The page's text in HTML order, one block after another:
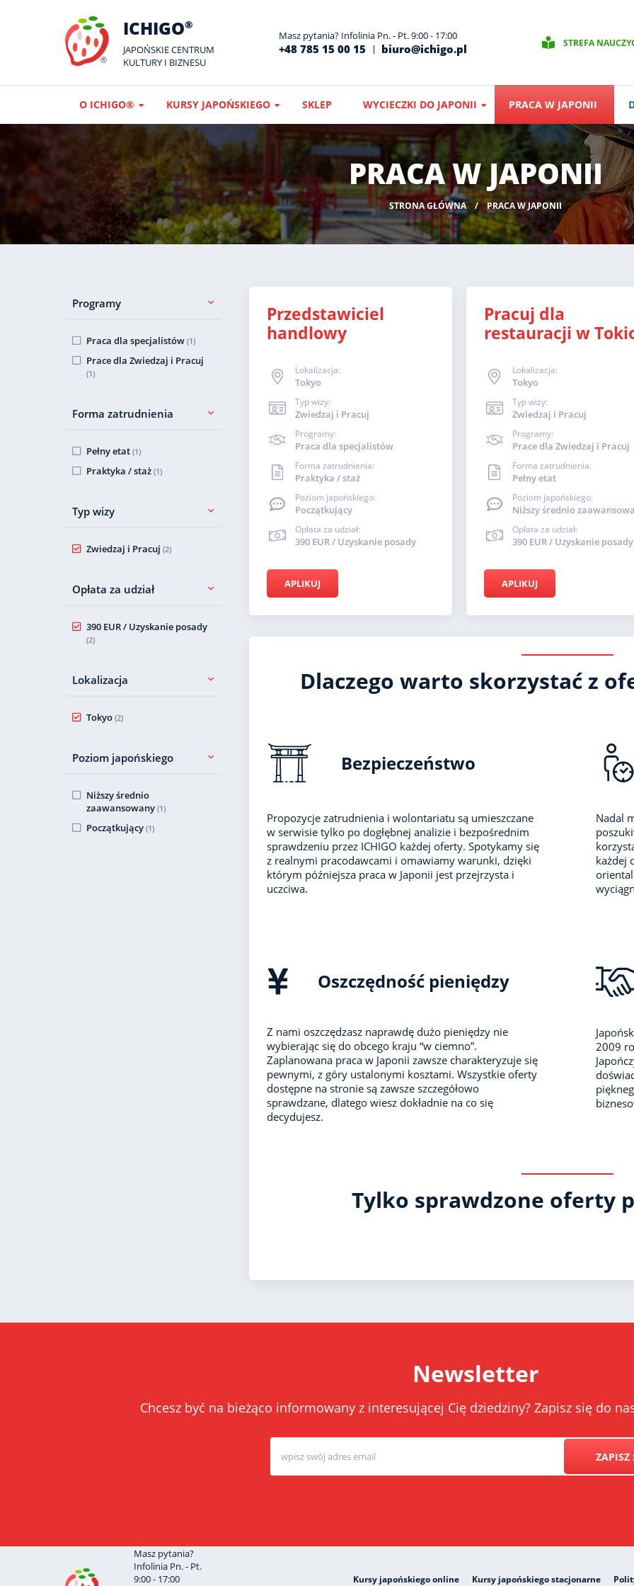
ICHIGO®
JAPOŃSKIE CENTRUM
KULTURY I BIZNESU
Masz pytania? Infolinia Pn. - Pt. 9:00 - 17:00
+48 785 15 00 15 biuro@ichigo.pl STREFA
O ICHIGO® KURSY JAPOŃSKIEGO SKLEP WYCIECZKI DO JAPONII PRACA W JAPONII
PRACA W JAPONII
STRONA GŁÓWNA PRACA W JAPONII
Programy
Praca dla specjalistów (1)
Prace dla Zwiedzaj i Pracuj
(1)
Forma zatrudnienia
Pełny etat (1)
Praktyka / staż (1)
Typ wizy
Zwiedzaj i Pracuj (2)
Opłata za udział
390 EUR / Uzyskanie posady
(2)
Lokalizacja
Tokyo (2)
Poziom japońskiego
Niższy średnio
zaawansowany (1)
Początkujący (1)
Przedstawiciel
handlowy
Lokalizacja:
Tokyo
Typ wizy:
Zwiedzaj i Pracuj
Programy:
Praca dla specjalistów
Forma zatrudnienia:
Praktyka / staż
Poziom japońskiego:
Początkujący
Opłata za udział:
390 EUR / Uzyskanie posady
APLIKUJ
Pracuj dla
restauracji w
Lokalizacja:
Tokyo
Typ wizy:
Zwiedzaj i Pracuj
Programy:
Prace dla Zwiedzaj i Pracuj
Forma zatrudnienia:
Pełny etat
Poziom japońskiego:
Niższy średnio
Opłata za udział:
390 EUR / Uzyskanie posady
APLIKUJ
Dlaczego warto skorzystać z
Bezpieczeństwo
Propozycje zatrudnienia i wolontariatu są umieszczane
w serwisie tylko po dogłębnej analizie i bezpośrednim
sprawdzeniu przez ICHIGO każdej oferty. Spotykamy się
z realnymi pracodawcami i omawiamy warunki, dzięki
którym późniejsza praca w Japonii jest przejrzysta i
uczciwa.
Nadal
każdej
Oszczędność pieniędzy
Z nami oszczędzasz naprawdę dużo pieniędzy nie
wybierając się do obcego kraju “w ciemno”.
Zaplanowana praca w Japonii zawsze charakteryzuje się
pewnymi, z góry ustalonymi kosztami. Wszystkie oferty
dostępne na stronie są zawsze szczegółowo
sprawdzane, dlatego wiesz dokładnie na co się
decydujesz.
2009
Tylko sprawdzone oferty
Newsletter
Chcesz być na bieżąco informowany z interesującej Cię dziedziny? Zapisz się do
ZAPISZ
Masz pytania?
Infolinia Pn. - Pt.
9:00 - 17:00
Kursy japońskiego online Kursy japońskiego stacjonarne